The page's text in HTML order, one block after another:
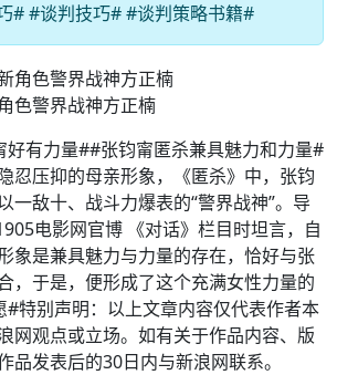
# #谈判技巧# #谈判策略书籍#
色警界战神方正楠
好有力量##张钧甯匿杀兼具魅力和力量#
忍压抑的母亲形象，《匿杀》中，张钧
一敌十、战斗力爆表的“警界战神”。导
电影网官博 《对话》栏目时坦言，自
象是兼具魅力与力量的存在，恰好与张
，于是，便形成了这个充满女性力量的
特别声明：以上文章内容仅代表作者本
网观点或立场。如有关于作品内容、版
品发表后的30日内与新浪网联系。